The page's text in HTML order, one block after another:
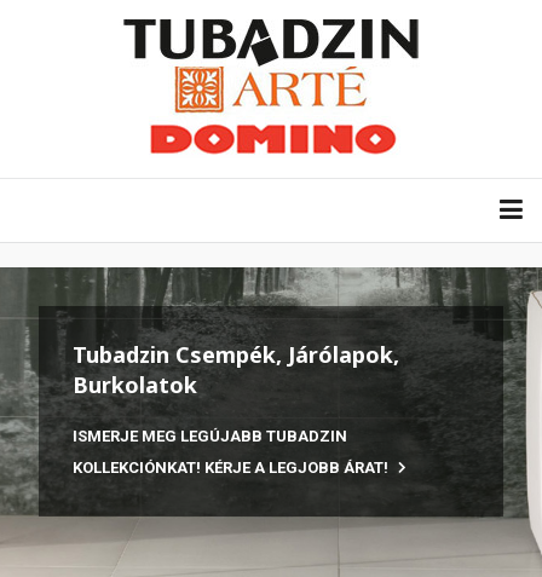
Tubadzin Csempék, Járólapok,
Burkolatok
ISMERJE MEG LEGÚJABB TUBADZIN
KOLLEKCIÓNKAT! KÉRJE A LEGJOBB ÁRAT!